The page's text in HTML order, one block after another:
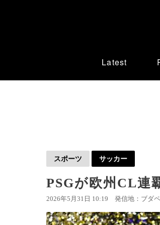
Latest
スポーツ サッカー
PSGが欧州CL連
2026年5月31日 10:19 発信地：ブダ